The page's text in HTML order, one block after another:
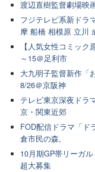
渡辺直樹監督劇場映
フジテレビ系新ドラ
摩 船橋 相模原 立川
【人気女性コミッ
～15＠足利市
大九明子監督新作「
8/26＠京阪神
テレビ東京深夜ドラ
京・関東近郊
FOD配信ドラマ「ド
倉市民の森,
10月期GP帯リーガ
超大募集